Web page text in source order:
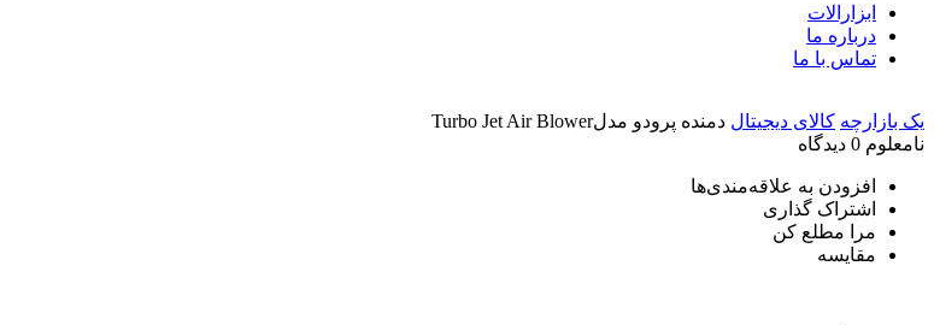
ابزارالات
درباره ما
تماس با ما
یک بازارچه کالای دیجیتال دمنده پرودو مدلTurbo Jet Air Blower
نامعلوم 0 دیدگاه
افزودن به علاقه‌مندی‌ها
اشتراک گذاری
مرا مطلع کن
مقایسه